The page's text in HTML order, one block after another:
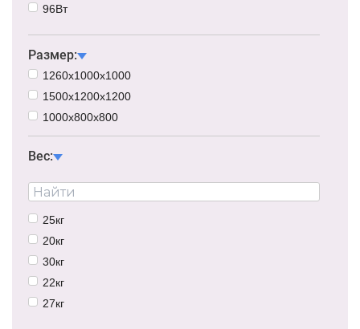
96Вт
125Вт
40Вт
60Вт
70Вт
82Вт
86Вт
97Вт
115Вт
124Вт
133Вт
23Вт
Размер:
1260х1000х1000
1500х1200х1200
1000х800х800
Вес:
25кг
20кг
30кг
22кг
27кг